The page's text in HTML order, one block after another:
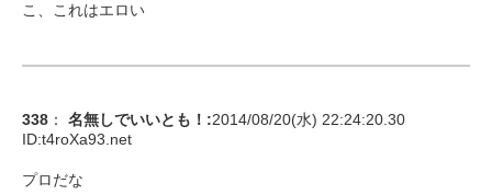
こ、これはエロい
338 ： 名無しでいいとも！ :2014/08/20(水) 22:24:20.30
ID:t4roXa93.net
プロだな